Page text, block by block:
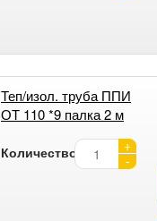
Теп/изол. труба ППИ
ОТ 110 *9 палка 2 м
Количество:
+
-